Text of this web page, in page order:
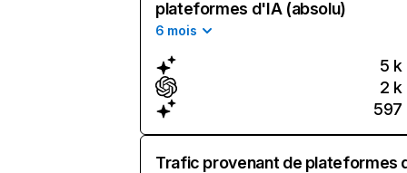
plateformes d'IA (absolu)
6 mois
5 k
2 k
597
Trafic provenant de plateformes